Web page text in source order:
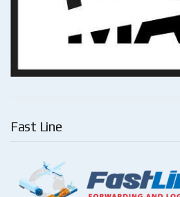
Fast Line